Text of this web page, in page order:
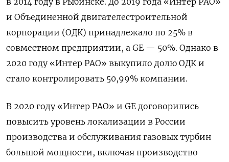
и Объединенной двигателестроительной
корпорации (ОДК) принадлежало по 25% в
совместном предприятии, а GE — 50%. Однако в
2020 году «Интер РАО» выкупило долю ОДК и
стало контролировать 50,99% компании.
В 2020 году «Интер РАО» и GE договорились
повысить уровень локализации в России
производства и обслуживания газовых турбин
большой мощности, включая производство